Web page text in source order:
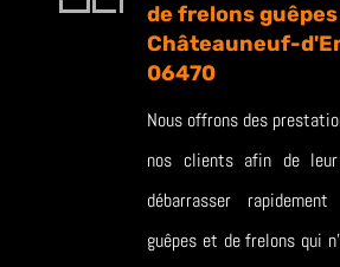
de frelons guêpes
Châteauneuf-
06470
Nous offrons des
nos clients afin de
débarrasser
guêpes et de frelons qui